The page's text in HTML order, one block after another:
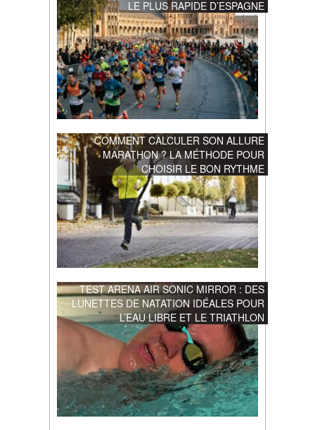
LE PLUS RAPIDE D’ESPAGNE
COMMENT CALCULER SON ALLURE
MARATHON ? LA MÉTHODE POUR
CHOISIR LE BON RYTHME
TEST ARENA AIR SONIC MIRROR : DES
LUNETTES DE NATATION IDÉALES POUR
L’EAU LIBRE ET LE TRIATHLON